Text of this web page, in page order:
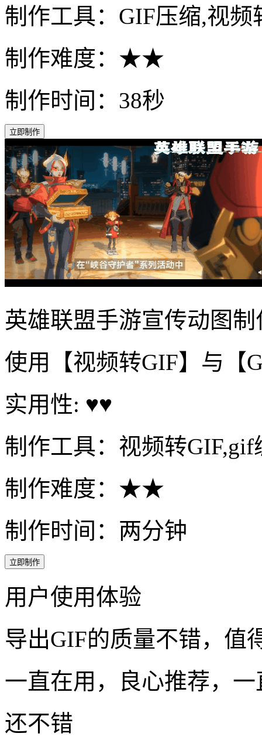
制作工具：GIF压缩,视频
制作难度：★★
制作时间：38秒
立即制作
英雄联盟手游宣传动图制
使用【视频转GIF】与【
实用性: ♥♥
制作工具：视频转GIF,gif
制作难度：★★
制作时间：两分钟
立即制作
用户使用体验
导出GIF的质量不错，值
一直在用，良心推荐，
还不错